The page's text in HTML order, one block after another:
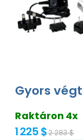
Gyors
Raktáron 4x
1 225 $2 283 $